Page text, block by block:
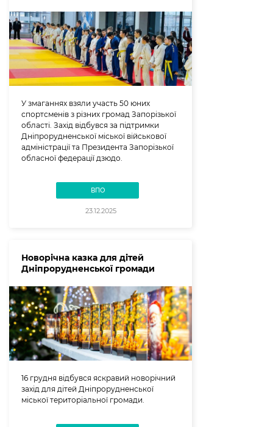
У змаганнях взяли участь 50 юних
спортсменів з різних громад Запорізької
області. Захід відбувся за підтримки
Дніпрорудненської міської військової
адміністрації та Президента Запорізької
обласної федерації дзюдо.
ВПО
23.12.2025
Новорічна казка для дітей
Дніпрорудненської громади
16 грудня відбувся яскравий новорічний
захід для дітей Дніпрорудненської
міської територіальної громади.